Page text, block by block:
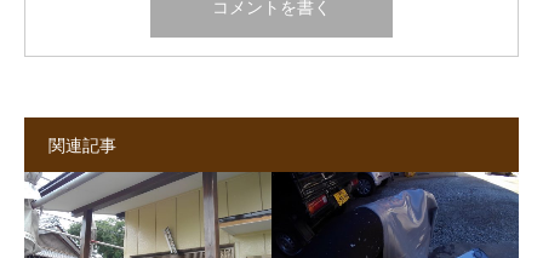
関連記事